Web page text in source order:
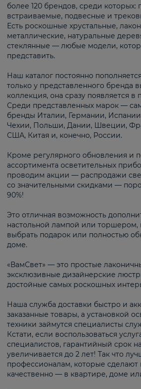
более 120 брендов, среди которых:
встраиваемые, подвесные и
Есть роскошные хрустальные,
металлические, натуральные
стеклянные — любые модели,
представить.
Наш каталог постоянно
только у представленного бренда
коллекция, она сразу появляется в
Среди представленных марок —
бренды Италии, Германии,
Чехии, Польши, Дании, Швеции,
США, Китая и, конечно, России.
Кроме регулярного обновления и
ассортимента осветительных
проводим акции — распродажи
со значительными скидками —
90%!
Это отличная возможность
настольной лампой или торшером,
выбрать подарок или полностью
доме.
«ВамСвет» — это простые
эксклюзивные дизайнерские
достойные самых роскошных
Наша служба доставки быстро и
заказанные товары, а установкой
техники займутся специалисты
Кстати, если воспользоваться
специалистов, гарантийный срок
увеличивается до 2 лет! Так что
профессионалам, которые сделают
качественно — в квартире, доме